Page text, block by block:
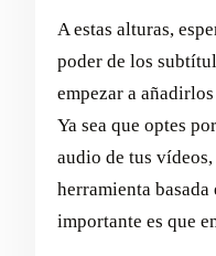
A estas alturas,
poder de los
empezar a
Ya sea que optes
audio de tus
herramienta
importante es que